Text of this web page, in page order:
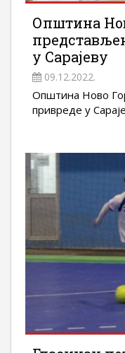
Општина
у Сарајеву
09.12.2022.
Општина Ново
привреде у